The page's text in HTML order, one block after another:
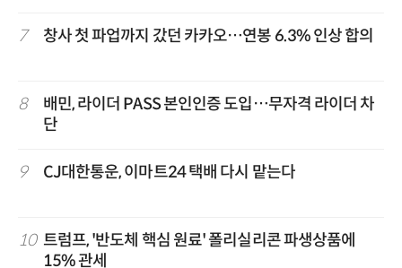
7 창사 첫 파업까지 갔던 카카오…연봉 6.3% 인상 합의
8
배민, 라이더 PASS 본인인증 도입…무자격 라이더 차
단
9 CJ대한통운, 이마트24 택배 다시 맡는다
10 트럼프, '반도체 핵심 원료' 폴리실리콘 파생상품에
15% 관세